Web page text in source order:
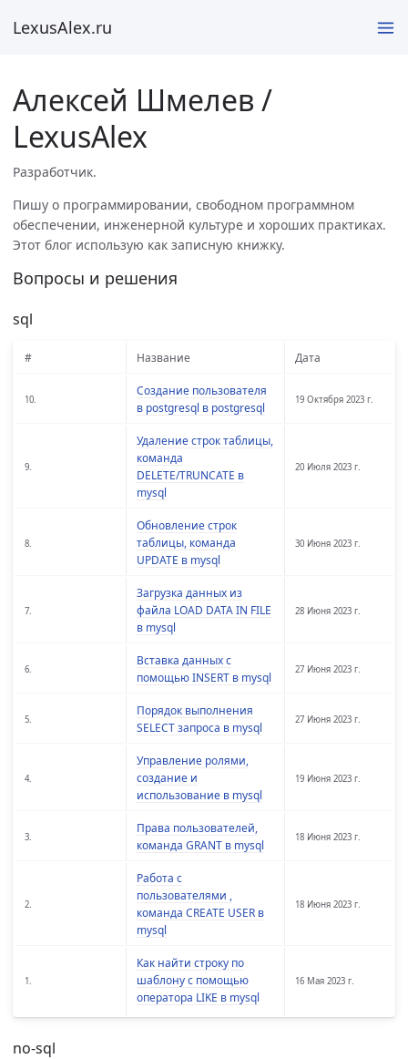
LexusAlex.ru
Алексей Шмелев /
LexusAlex
Разработчик.
Пишу о программировании, свободном программном
обеспечении, инженерной культуре и хороших практиках.
Этот блог использую как записную книжку.
Вопросы и решения
sql
# Название Дата
10.
Создание пользователя
в postgresql в postgresql
19 Октября 2023 г.
9.
Удаление строк таблицы,
команда
DELETE/TRUNCATE в
mysql
20 Июля 2023 г.
8.
Обновление строк
таблицы, команда
UPDATE в mysql
30 Июня 2023 г.
7.
Загрузка данных из
файла LOAD DATA IN FILE
в mysql
28 Июня 2023 г.
6.
Вставка данных c
помощью INSERT в mysql
27 Июня 2023 г.
5.
Порядок выполнения
SELECT запроса в mysql
27 Июня 2023 г.
4.
Управление ролями,
создание и
использование в mysql
19 Июня 2023 г.
3.
Права пользователей,
команда GRANT в mysql
18 Июня 2023 г.
2.
Работа с
пользователями ,
команда CREATE USER в
mysql
18 Июня 2023 г.
1.
Как найти строку по
шаблону с помощью
оператора LIKE в mysql
16 Мая 2023 г.
no-sql